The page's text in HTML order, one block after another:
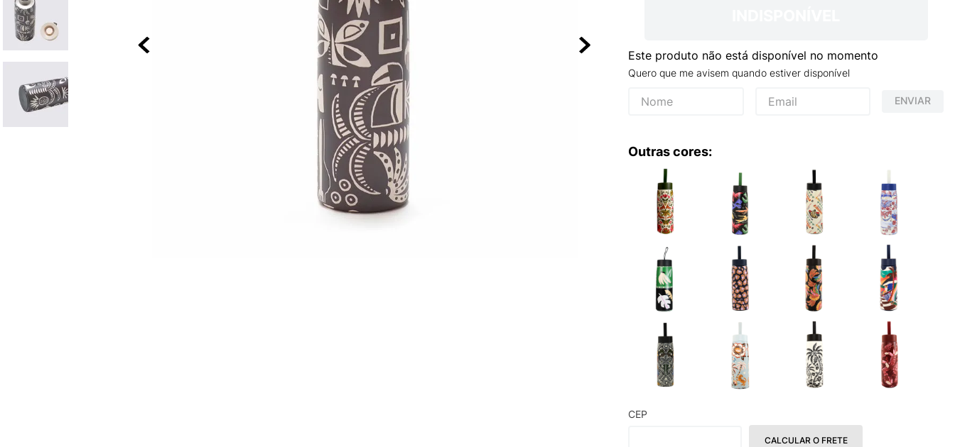
Este produto não está disponível no momento
Quero que me avisem quando estiver disponível
ENVIAR
Outras cores:
CEP
CALCULAR O FRETE